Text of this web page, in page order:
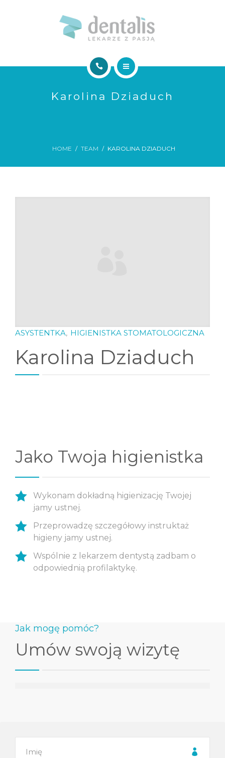
Karolina Dziaduch
HOME TEAM KAROLINA DZIADUCH
ASYSTENTKA, HIGIENISTKA STOMATOLOGICZNA
Karolina Dziaduch
Jako Twoja higienistka
Wykonam dokładną higienizację Twojej
jamy ustnej.
Przeprowadzę szczegółowy instruktaż
higieny jamy ustnej.
Wspólnie z lekarzem dentystą zadbam o
odpowiednią profilaktykę.
Jak mogę pomóc?
Umów swoją wizytę